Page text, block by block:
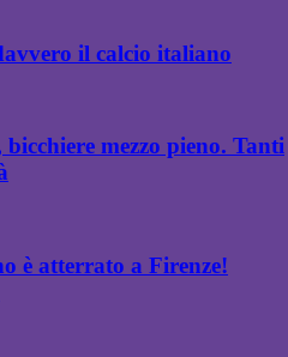
il calcio italiano
mezzo pieno. Tanti
è atterrato a Firenze!